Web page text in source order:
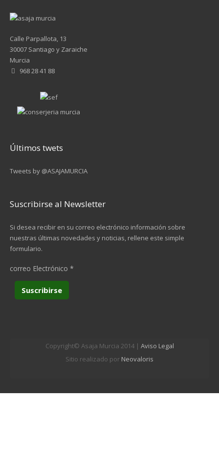
Calle Parpallota, 13
30007 Santiago y Zaraiche
Murcia
968 28 41 88
Últimos twets
Tweets by @ASAJAMURCIA
Suscribirse al Newsletter
Si desea recibir en su correo electrónico información sobre
nuestras últimas novedades y noticias, rellene este simple
formulario.
correo Electrónico *
Copyright© Asaja Murcia 2014 | Aviso Legal
Sitio realizado por Neovaloris